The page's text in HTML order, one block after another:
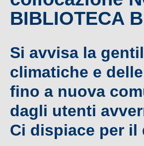
BIBLIOTECA
Si avvisa la
climatiche e
fino a nuova
dagli utenti
Ci dispiace per